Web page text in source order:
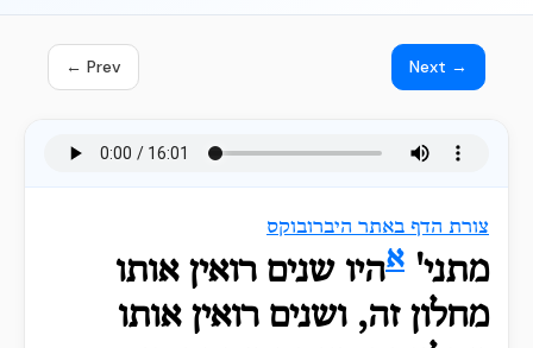
← Prev Next →
צורת הדף באתר היברובוקס
מתני' אהיו שנים רואין אותו
מחלון זה, ושנים רואין אותו